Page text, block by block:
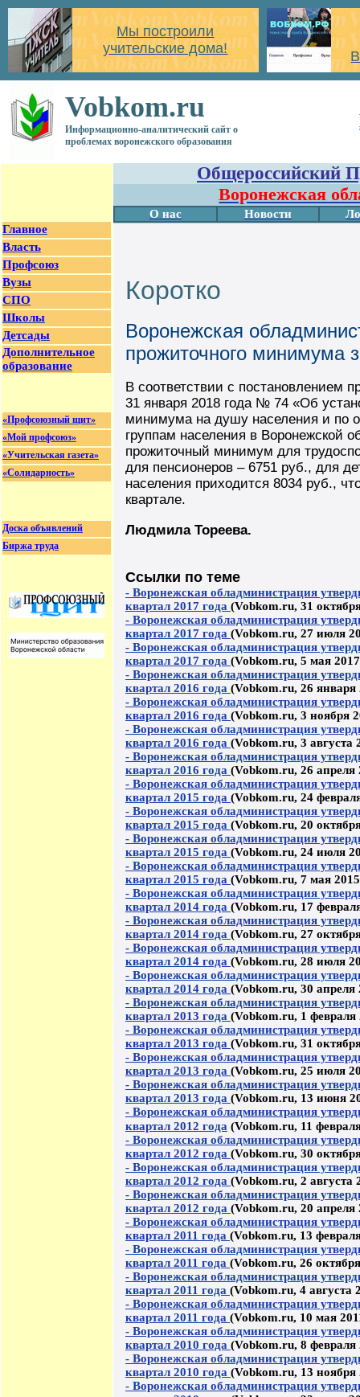
Мы построили
учительские дома!
Vobkom.ru
Информационно-аналитический сайт о
проблемах воронежского образования
Главное
Власть
Профсоюз
Вузы
СПО
Школы
Детсады
Дополнительное
образование
«Профсоюзный щит»
«Мой профсоюз»
«Учительская газета»
«Солидарность»
Доска объявлений
Биржа труда
Общероссийский
Воронежская
О нас Новости
Коротко
Воронежская
прожиточного минимума
В соответствии с постановлением
31 января 2018 года № 74 «Об
минимума на душу населения и по
группам населения в Воронежской
прожиточный минимум для
для пенсионеров – 6751 руб., для
населения приходится 8034 руб.,
квартале.
Людмила Тореева.
Ссылки по теме
- Воронежская обладминистрация
квартал 2017 года (Vobkom.ru, 31
- Воронежская обладминистрация
квартал 2017 года (Vobkom.ru, 27 июля
- Воронежская обладминистрация
квартал 2017 года (Vobkom.ru, 5 мая
- Воронежская обладминистрация
квартал 2016 года (Vobkom.ru, 26 января
- Воронежская обладминистрация
квартал 2016 года (Vobkom.ru, 3 ноября
- Воронежская обладминистрация
квартал 2016 года (Vobkom.ru, 3 августа
- Воронежская обладминистрация
квартал 2016 года (Vobkom.ru, 26 апреля
- Воронежская обладминистрация
квартал 2015 года (Vobkom.ru, 24
- Воронежская обладминистрация
квартал 2015 года (Vobkom.ru, 20
- Воронежская обладминистрация
квартал 2015 года (Vobkom.ru, 24 июля
- Воронежская обладминистрация
квартал 2015 года (Vobkom.ru, 7 мая
- Воронежская обладминистрация
квартал 2014 года (Vobkom.ru, 17
- Воронежская обладминистрация
квартал 2014 года (Vobkom.ru, 27
- Воронежская обладминистрация
квартал 2014 года (Vobkom.ru, 28 июля
- Воронежская обладминистрация
квартал 2014 года (Vobkom.ru, 30 апреля
- Воронежская обладминистрация
квартал 2013 года (Vobkom.ru, 1 февраля
- Воронежская обладминистрация
квартал 2013 года (Vobkom.ru, 31
- Воронежская обладминистрация
квартал 2013 года (Vobkom.ru, 25 июля
- Воронежская обладминистрация
квартал 2013 года (Vobkom.ru, 13 июня
- Воронежская обладминистрация
квартал 2012 года (Vobkom.ru, 11
- Воронежская обладминистрация
квартал 2012 года (Vobkom.ru, 30
- Воронежская обладминистрация
квартал 2012 года (Vobkom.ru, 2 августа
- Воронежская обладминистрация
квартал 2012 года (Vobkom.ru, 20 апреля
- Воронежская обладминистрация
квартал 2011 года (Vobkom.ru, 13
- Воронежская обладминистрация
квартал 2011 года (Vobkom.ru, 26
- Воронежская обладминистрация
квартал 2011 года (Vobkom.ru, 4 августа
- Воронежская обладминистрация
квартал 2011 года (Vobkom.ru, 10 мая
- Воронежская обладминистрация
квартал 2010 года (Vobkom.ru, 8 февраля
- Воронежская обладминистрация
квартал 2010 года (Vobkom.ru, 13 ноября
- Воронежская обладминистрация